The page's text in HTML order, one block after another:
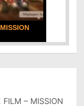
FILM – MISSION